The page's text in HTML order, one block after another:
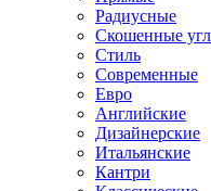
Радиусные
Скошенные
Стиль
Современные
Евро
Английские
Дизайнерские
Итальянские
Кантри